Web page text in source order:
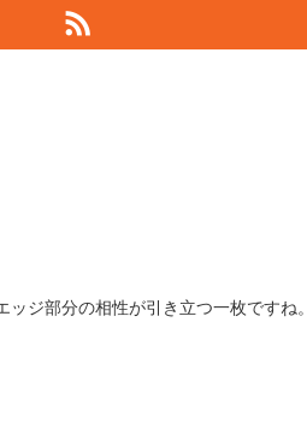
ジ部分の相性が引き立つ一枚ですね。